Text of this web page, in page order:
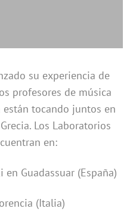
su experiencia de
profesores de música
están tocando juntos en
Los Laboratorios
en:
Guadassuar (España)
(Italia)